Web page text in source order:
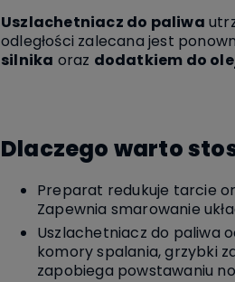
Uszlachetniacz do paliwa
odległości zalecana jest
silnika oraz dodatkiem do
Dlaczego warto
Preparat redukuje tarcie
Zapewnia smarowanie
Uszlachetniacz do paliwa
komory spalania, grzybki
zapobiega powstawaniu